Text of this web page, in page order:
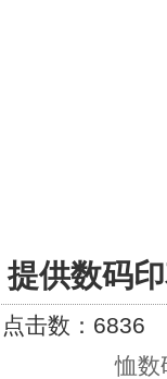
提供数码
点击数：6836
恤数